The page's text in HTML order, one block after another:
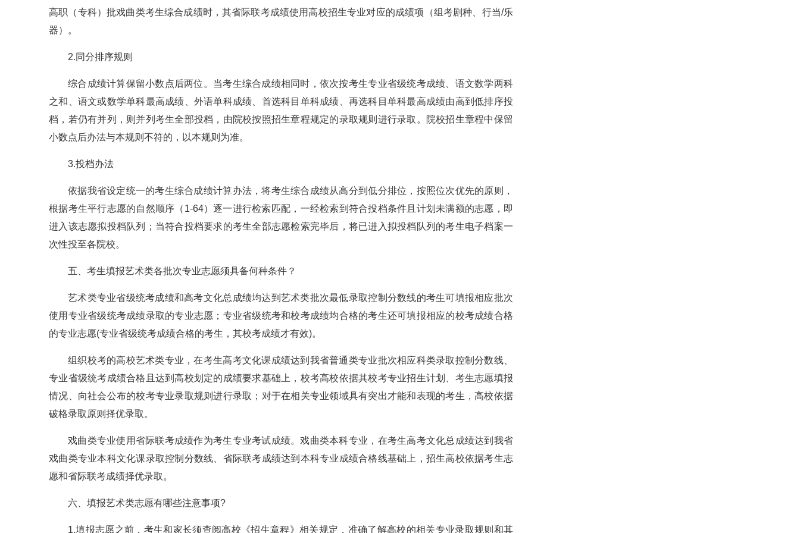
高职（专科）批戏曲类考生综合成绩时，其省际联考成绩使用高校招生专业对应的成绩项（组考剧种、行当/乐
器）。
2.同分排序规则
综合成绩计算保留小数点后两位。当考生综合成绩相同时，依次按考生专业省级统考成绩、语文数学两科
之和、语文或数学单科最高成绩、外语单科成绩、首选科目单科成绩、再选科目单科最高成绩由高到低排序投
档，若仍有并列，则并列考生全部投档，由院校按照招生章程规定的录取规则进行录取。院校招生章程中保留
小数点后办法与本规则不符的，以本规则为准。
3.投档办法
依据我省设定统一的考生综合成绩计算办法，将考生综合成绩从高分到低分排位，按照位次优先的原则，
根据考生平行志愿的自然顺序（1-64）逐一进行检索匹配，一经检索到符合投档条件且计划未满额的志愿，即
进入该志愿拟投档队列；当符合投档要求的考生全部志愿检索完毕后，将已进入拟投档队列的考生电子档案一
次性投至各院校。
五、考生填报艺术类各批次专业志愿须具备何种条件？
艺术类专业省级统考成绩和高考文化总成绩均达到艺术类批次最低录取控制分数线的考生可填报相应批次
使用专业省级统考成绩录取的专业志愿；专业省级统考和校考成绩均合格的考生还可填报相应的校考成绩合格
的专业志愿(专业省级统考成绩合格的考生，其校考成绩才有效)。
组织校考的高校艺术类专业，在考生高考文化课成绩达到我省普通类专业批次相应科类录取控制分数线、
专业省级统考成绩合格且达到高校划定的成绩要求基础上，校考高校依据其校考专业招生计划、考生志愿填报
情况、向社会公布的校考专业录取规则进行录取；对于在相关专业领域具有突出才能和表现的考生，高校依据
破格录取原则择优录取。
戏曲类专业使用省际联考成绩作为考生专业考试成绩。戏曲类本科专业，在考生高考文化总成绩达到我省
戏曲类专业本科文化课录取控制分数线、省际联考成绩达到本科专业成绩合格线基础上，招生高校依据考生志
愿和省际联考成绩择优录取。
六、填报艺术类志愿有哪些注意事项?
1.填报志愿之前，考生和家长须查阅高校《招生章程》相关规定，准确了解高校的相关专业录取规则和其